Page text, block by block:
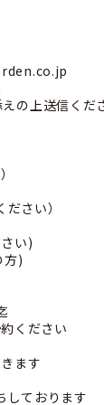
の上送信くだ
さい）
い)
方)
ください
ます
しております